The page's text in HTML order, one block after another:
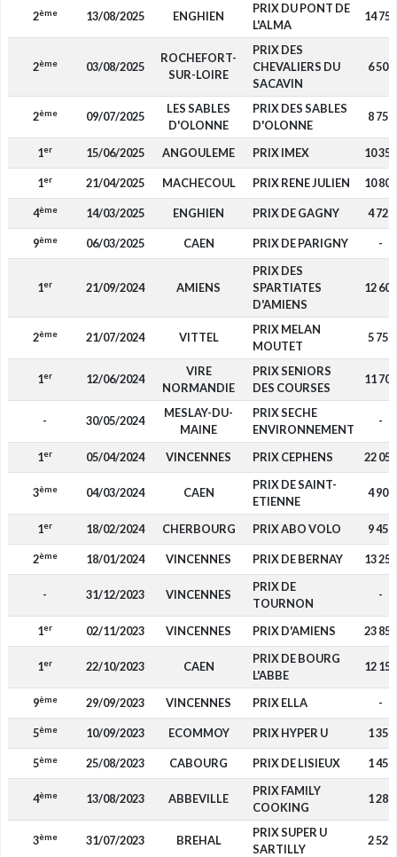
2ème 13/08/2025 ENGHIEN
PRIX DU PONT DE
L'ALMA
14 750
2ème 03/08/2025
ROCHEFORT-
SUR-LOIRE
PRIX DES
CHEVALIERS DU
SACAVIN
6 500
2ème 09/07/2025
LES SABLES
D'OLONNE
PRIX DES SABLES
D'OLONNE
8 750
1er 15/06/2025 ANGOULEME PRIX IMEX 10 350
1er 21/04/2025 MACHECOUL PRIX RENE JULIEN 10 800
4ème 14/03/2025 ENGHIEN PRIX DE GAGNY 4 720
9ème 06/03/2025 CAEN PRIX DE PARIGNY -
1er 21/09/2024 AMIENS
PRIX DES
SPARTIATES
D'AMIENS
12 600
2ème 21/07/2024 VITTEL
PRIX MELAN
MOUTET
5 750
1er 12/06/2024
VIRE
NORMANDIE
PRIX SENIORS
DES COURSES
11 700
- 30/05/2024
MESLAY-DU-
MAINE
PRIX SECHE
ENVIRONNEMENT
-
1er 05/04/2024 VINCENNES PRIX CEPHENS 22 050
3ème 04/03/2024 CAEN
PRIX DE SAINT-
ETIENNE
4 900
1er 18/02/2024 CHERBOURG PRIX ABO VOLO 9 450
2ème 18/01/2024 VINCENNES PRIX DE BERNAY 13 250
- 31/12/2023 VINCENNES
PRIX DE
TOURNON
-
1er 02/11/2023 VINCENNES PRIX D'AMIENS 23 850
1er 22/10/2023 CAEN
PRIX DE BOURG
L'ABBE
12 150
9ème 29/09/2023 VINCENNES PRIX ELLA -
5ème 10/09/2023 ECOMMOY PRIX HYPER U 1 350
5ème 25/08/2023 CABOURG PRIX DE LISIEUX 1 450
4ème 13/08/2023 ABBEVILLE
PRIX FAMILY
COOKING
1 280
3ème 31/07/2023 BREHAL
PRIX SUPER U
SARTILLY
2 520